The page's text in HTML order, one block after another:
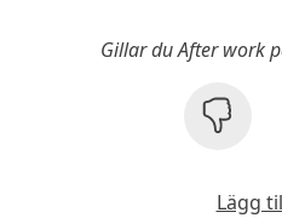
Gillar du After work
Lägg